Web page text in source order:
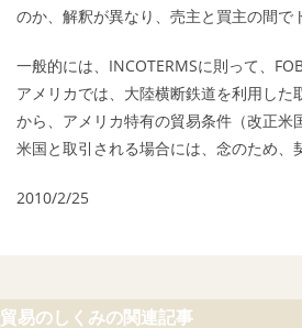
のか、解釈が異なり、売主と買主の間で
一般的には、 INCOTERMSに則って、
アメリカでは、大陸横断鉄道を利用し
から、アメリカ特有の貿易条件（改正米
米国と取引される場合には、念のため、
2010/2/25
貿易のしくみの関連記事